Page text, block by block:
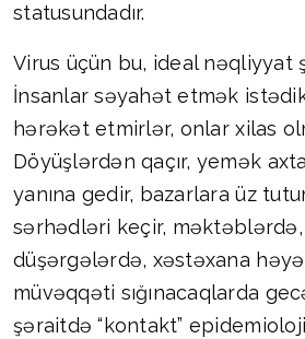
statusundadır.
Virus üçün bu, ideal nəqliyyat
İnsanlar səyahət etmək
hərəkət etmirlər, onlar xilas
Döyüşlərdən qaçır, yemək
yanına gedir, bazarlara üz
sərhədləri keçir,
düşərgələrdə, xəstəxana
müvəqqəti sığınacaqlarda
şəraitdə “kontakt”